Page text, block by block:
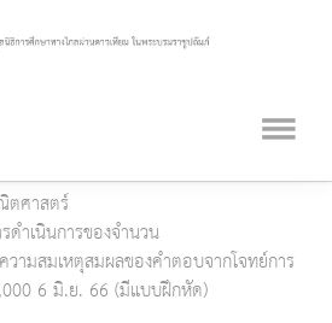
ศาสตร์
ดำเนินการของจำนวน
ามสมเหตุสมผลของคำตอบจากโจทย์การ
6 มิ.ย. 66 (มีแบบฝึกหัด)